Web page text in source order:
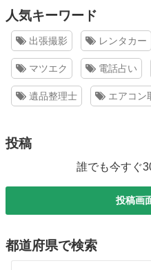
人気キーワード
出張撮影 レンタカー
マツエク 電話占い
遺品整理士 エアコン
投稿
誰でも今すぐ
投稿画
都道府県で検索